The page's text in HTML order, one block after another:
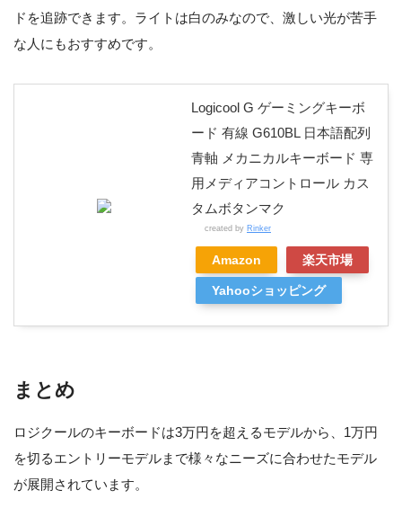
ドを追跡できます。ライトは白のみなので、激しい光が苦手
な人にもおすすめです。
Logicool G ゲーミングキーボ
ード 有線 G610BL 日本語配列
青軸 メカニカルキーボード 専
用メディアコントロール カス
タムボタンマク
created by Rinker
Amazon 楽天市場
Yahooショッピング
まとめ
ロジクールのキーボードは3万円を超えるモデルから、1万円
を切るエントリーモデルまで様々なニーズに合わせたモデル
が展開されています。